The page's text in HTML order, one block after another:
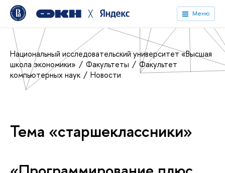
╳ Меню
Национальный исследовательский университет «Высшая
школа экономики»
Факультеты
Факультет
компьютерных наук
Новости
Тема «старшеклассники»